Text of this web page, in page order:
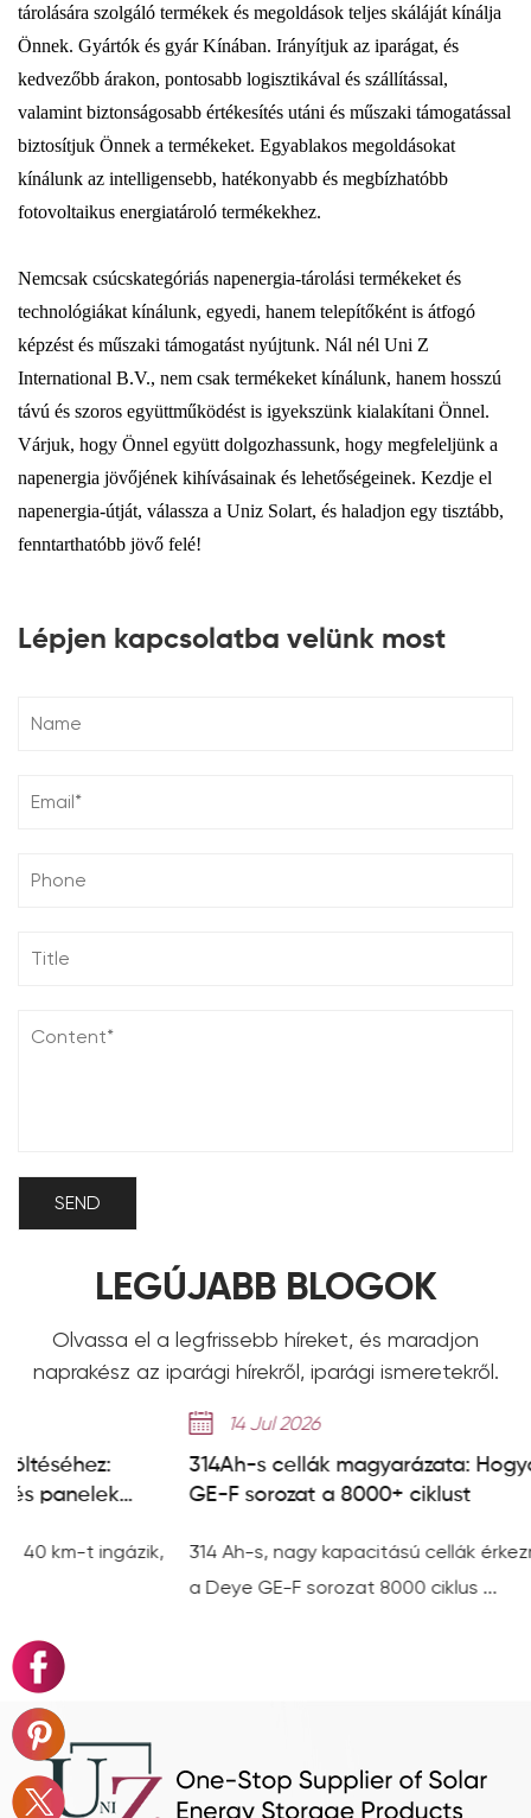
tárolására szolgáló termékek és megoldások teljes skáláját kínálja
Önnek. Gyártók és gyár Kínában. Irányítjuk az iparágat, és
kedvezőbb árakon, pontosabb logisztikával és szállítással,
valamint biztonságosabb értékesítés utáni és műszaki támogatással
biztosítjuk Önnek a termékeket. Egyablakos megoldásokat
kínálunk az intelligensebb, hatékonyabb és megbízhatóbb
fotovoltaikus energiatároló termékekhez.
Nemcsak csúcskategóriás napenergia-tárolási termékeket és
technológiákat kínálunk, egyedi, hanem telepítőként is átfogó
képzést és műszaki támogatást nyújtunk. Nál nél Uni Z
International B.V., nem csak termékeket kínálunk, hanem hosszú
távú és szoros együttműködést is igyekszünk kialakítani Önnel.
Várjuk, hogy Önnel együtt dolgozhassunk, hogy megfeleljünk a
napenergia jövőjének kihívásainak és lehetőségeinek. Kezdje el
napenergia-útját, válassza a Uniz Solart, és haladjon egy tisztább,
fenntarthatóbb jövő felé!
Lépjen kapcsolatba velünk most
LEGÚJABB BLOGOK
Olvassa el a legfrissebb híreket, és maradjon
naprakész az iparági hírekről, iparági ismeretekről.
314Ah-s cellák magyarázata: Hogyan éri el a
GE-F sorozat a 8000+ ciklust
314 Ah-s, nagy kapacitású cellák érkeznek: Hogyan éri
a Deye GE-F sorozat 8000 ciklus ...